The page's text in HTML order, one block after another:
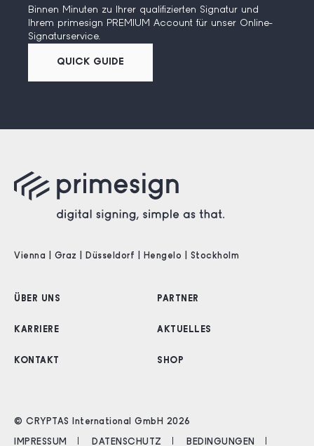
Binnen Minuten zu Ihrer qualifizierten Signatur und
Ihrem primesign PREMIUM Account für unser Online-
Signaturservice.
QUICK GUIDE
Vienna | Graz | Düsseldorf | Hengelo | Stockholm
ÜBER UNS PARTNER
KARRIERE AKTUELLES
KONTAKT SHOP
© CRYPTAS International GmbH 2026
IMPRESSUM DATENSCHUTZ BEDINGUNGEN